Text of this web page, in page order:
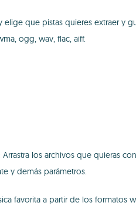
que pistas quieres extraer y
ogg, wav, flac, aiff.
los archivos que quieras
y demás parámetros.
favorita a partir de los formatos